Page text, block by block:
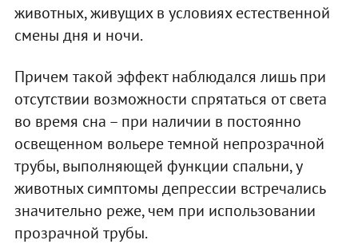
животных, живущих в условиях естественной
смены дня и ночи.
Причем такой эффект наблюдался лишь при
отсутствии возможности спрятаться от света
во время сна – при наличии в постоянно
освещенном вольере темной непрозрачной
трубы, выполняющей функции спальни, у
животных симптомы депрессии встречались
значительно реже, чем при использовании
прозрачной трубы.